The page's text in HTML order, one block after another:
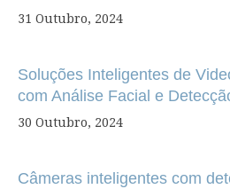
31 Outubro, 2024
Soluções Inteligentes de
com Análise Facial e
30 Outubro, 2024
Câmeras inteligentes com